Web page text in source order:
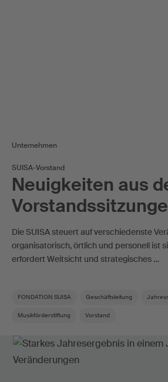
Unternehmen
SUISA-Vorstand
Neuigkeiten aus
Die SUISA steuert auf verschiedenste
organisatorisch, örtlich und personell ist
erfordert Weitsicht und strategisches …
FONDATION SUISA Geschäftsleitung
Musikförderstiftung Vorstand